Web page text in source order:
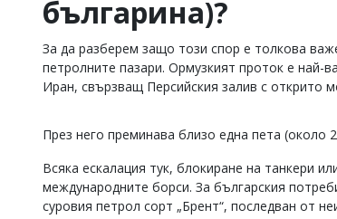
отговорност
откриете
сигнализирайте
българина)?
За да разберем защо този спор е толкова
петролните пазари. Ормузкият проток е
Иран, свързващ Персийския залив с открито
През него преминава близо една пета
Всяка ескалация тук, блокиране на танкери
международните борси. За българския
суровия петрол сорт „Брент“, последван от